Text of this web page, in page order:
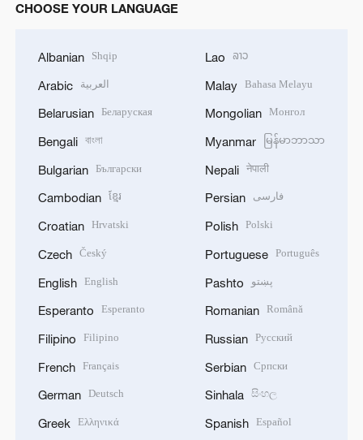
CHOOSE YOUR LANGUAGE
Albanian Shqip
Arabic العربية
Belarusian Беларуская
Bengali বাংলা
Bulgarian Български
Cambodian ខ្មែរ
Croatian Hrvatski
Czech Český
English English
Esperanto Esperanto
Filipino Filipino
French Français
German Deutsch
Greek Ελληνικά
Lao ລາວ
Malay Bahasa Melayu
Mongolian Монгол
Myanmar မြန်မာဘာသာ
Nepali नेपाली
Persian فارسی
Polish Polski
Portuguese Português
Pashto پښتو
Romanian Română
Russian Русский
Serbian Српски
Sinhala සිංහල
Spanish Español